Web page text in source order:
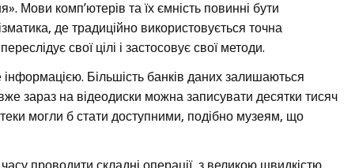
Мови комп’ютерів та їх ємність повинні бути
де традиційно використовується точна
свої цілі і застосовує свої методи.
Більшість банків даних залишаються
зараз на відеодиски можна записувати десятки тисяч
могли б стати доступними, подібно музеям, що